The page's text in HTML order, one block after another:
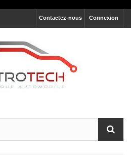
Connexion
Contactez-nous